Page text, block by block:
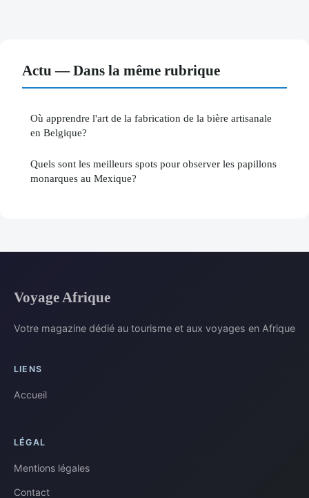
Actu — Dans la même rubrique
Où apprendre l'art de la fabrication de la bière artisanale
en Belgique?
Quels sont les meilleurs spots pour observer les papillons
monarques au Mexique?
Voyage Afrique
Votre magazine dédié au tourisme et aux voyages en Afrique
LIENS
Accueil
LÉGAL
Mentions légales
Contact